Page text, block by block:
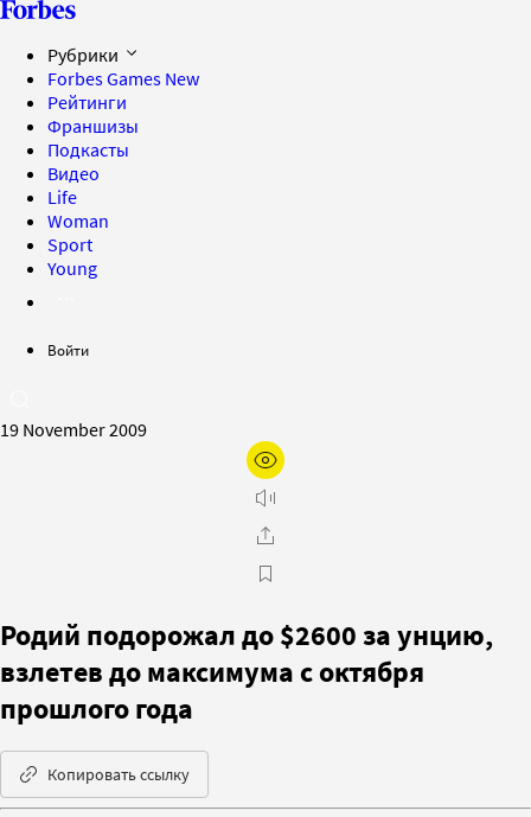
Рубрики
Forbes Games New
Рейтинги
Франшизы
Подкасты
Видео
Life
Woman
Sport
Young
Войти
19 November 2009
Родий подорожал до $2600 за унцию,
взлетев до максимума с октября
прошлого года
Копировать ссылку